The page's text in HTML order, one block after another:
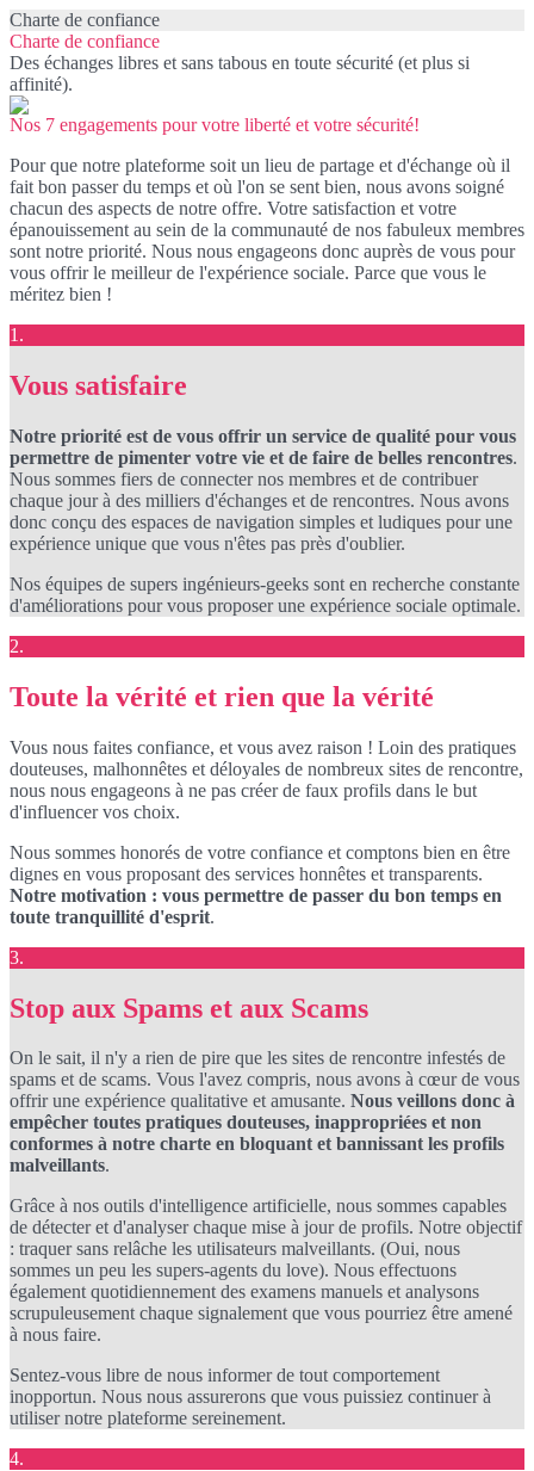
Charte de confiance
Charte de confiance
Des échanges libres et sans tabous en toute sécurité (et plus si
affinité).
Nos 7 engagements pour votre liberté et votre sécurité!
Pour que notre plateforme soit un lieu de partage et d'échange où il
fait bon passer du temps et où l'on se sent bien, nous avons soigné
chacun des aspects de notre offre. Votre satisfaction et votre
épanouissement au sein de la communauté de nos fabuleux membres
sont notre priorité. Nous nous engageons donc auprès de vous pour
vous offrir le meilleur de l'expérience sociale. Parce que vous le
méritez bien !
1.
Vous satisfaire
Notre priorité est de vous offrir un service de qualité pour vous
permettre de pimenter votre vie et de faire de belles rencontres.
Nous sommes fiers de connecter nos membres et de contribuer
chaque jour à des milliers d'échanges et de rencontres. Nous avons
donc conçu des espaces de navigation simples et ludiques pour une
expérience unique que vous n'êtes pas près d'oublier.
Nos équipes de supers ingénieurs-geeks sont en recherche constante
d'améliorations pour vous proposer une expérience sociale optimale.
2.
Toute la vérité et rien que la vérité
Vous nous faites confiance, et vous avez raison ! Loin des pratiques
douteuses, malhonnêtes et déloyales de nombreux sites de rencontre,
nous nous engageons à ne pas créer de faux profils dans le but
d'influencer vos choix.
Nous sommes honorés de votre confiance et comptons bien en être
dignes en vous proposant des services honnêtes et transparents.
Notre motivation : vous permettre de passer du bon temps en
toute tranquillité d'esprit.
3.
Stop aux Spams et aux Scams
On le sait, il n'y a rien de pire que les sites de rencontre infestés de
spams et de scams. Vous l'avez compris, nous avons à cœur de vous
offrir une expérience qualitative et amusante. Nous veillons donc à
empêcher toutes pratiques douteuses, inappropriées et non
conformes à notre charte en bloquant et bannissant les profils
malveillants.
Grâce à nos outils d'intelligence artificielle, nous sommes capables
de détecter et d'analyser chaque mise à jour de profils. Notre objectif
: traquer sans relâche les utilisateurs malveillants. (Oui, nous
sommes un peu les supers-agents du love). Nous effectuons
également quotidiennement des examens manuels et analysons
scrupuleusement chaque signalement que vous pourriez être amené
à nous faire.
Sentez-vous libre de nous informer de tout comportement
inopportun. Nous nous assurerons que vous puissiez continuer à
utiliser notre plateforme sereinement.
4.